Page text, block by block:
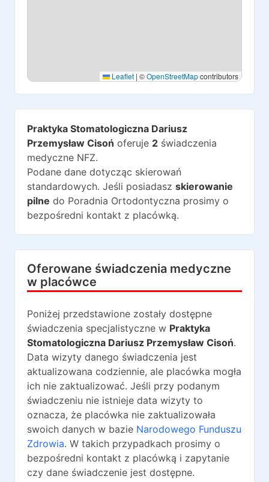
Leaflet | ©OpenStreetMapcontributors
Praktyka Stomatologiczna Dariusz
Przemysław Cisoń oferuje 2 świadczenia
medyczne NFZ.
Podane dane dotycząc skierowań
standardowych. Jeśli posiadasz skierowanie
pilne do Poradnia Ortodontyczna prosimy o
bezpośredni kontakt z placówką.
Oferowane świadczenia medyczne
w placówce
Poniżej przedstawione zostały dostępne
świadczenia specjalistyczne w Praktyka
Stomatologiczna Dariusz Przemysław Cisoń.
Data wizyty danego świadczenia jest
aktualizowana codziennie, ale placówka mogła
ich nie zaktualizować. Jeśli przy podanym
świadczeniu nie istnieje data wizyty to
oznacza, że placówka nie zaktualizowała
swoich danych w bazie Narodowego Funduszu
Zdrowia. W takich przypadkach prosimy o
bezpośredni kontakt z placówką i zapytanie
czy dane świadczenie jest dostępne.